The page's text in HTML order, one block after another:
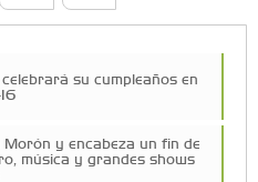
su cumpleaños en
Morón y encabeza un fin de
música y grandes shows